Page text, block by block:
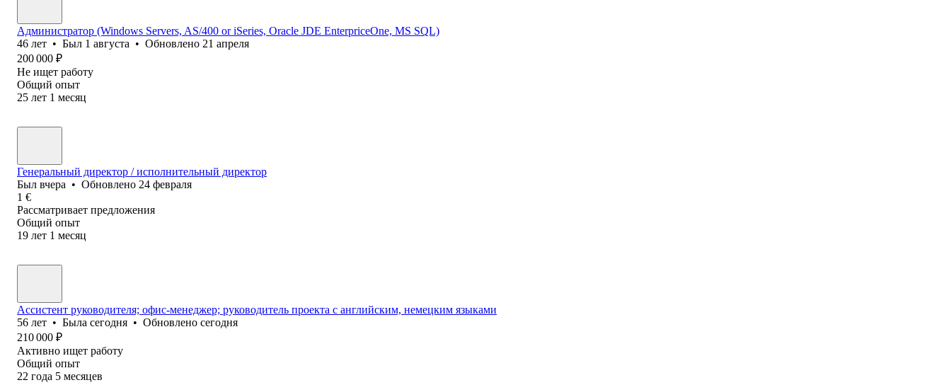
Администратор (Windows Servers, AS/400 or iSeries, Oracle JDE EnterpriceOne, MS SQL)
46 лет • Был 1 августа • Обновлено 21 апреля
200 000 ₽
Не ищет работу
Общий опыт
25 лет 1 месяц
Генеральный директор / исполнительный директор
Был вчера • Обновлено 24 февраля
1 €
Рассматривает предложения
Общий опыт
19 лет 1 месяц
Ассистент руководителя; офис-менеджер; руководитель проекта c английским, немецким языками
56 лет • Была сегодня • Обновлено сегодня
210 000 ₽
Активно ищет работу
Общий опыт
22 года 5 месяцев